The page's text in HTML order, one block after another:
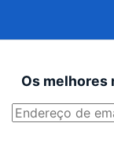
Os melhores